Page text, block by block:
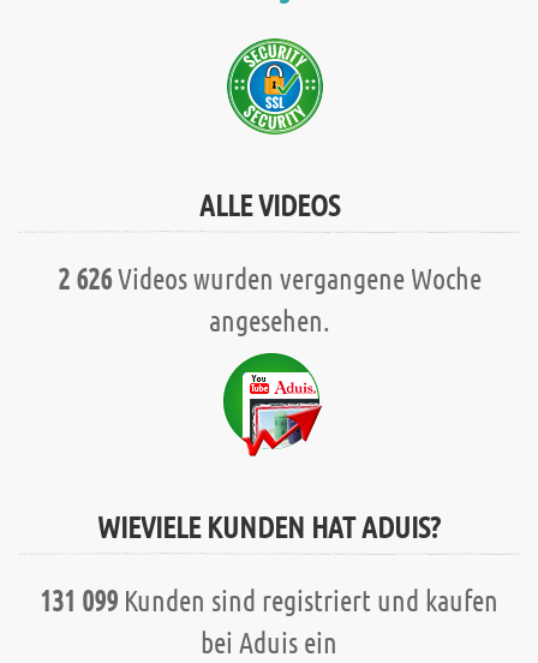
ALLE VIDEOS
2 626Videos wurden vergangene Woche
angesehen.
WIEVIELE KUNDEN HAT ADUIS?
131 099 Kunden sind registriert und kaufen
bei Aduis ein